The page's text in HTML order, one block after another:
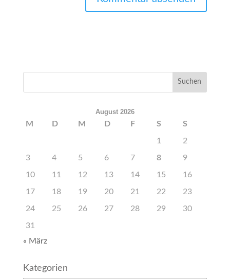
August 2026
M D M D F S S
1 2
3 4 5 6 7 8 9
10 11 12 13 14 15 16
17 18 19 20 21 22 23
24 25 26 27 28 29 30
31
« März
Kategorien